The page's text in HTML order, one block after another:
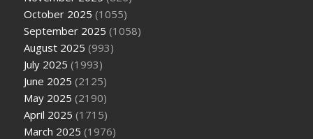
October 2025 (1055)
September 2025 (1058)
August 2025 (993)
July 2025 (1993)
June 2025 (2125)
May 2025 (2190)
April 2025 (1715)
March 2025 (1976)